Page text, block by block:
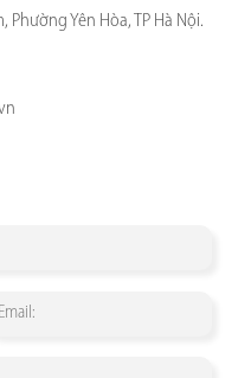
Phường Yên Hòa, TP Hà Nội.